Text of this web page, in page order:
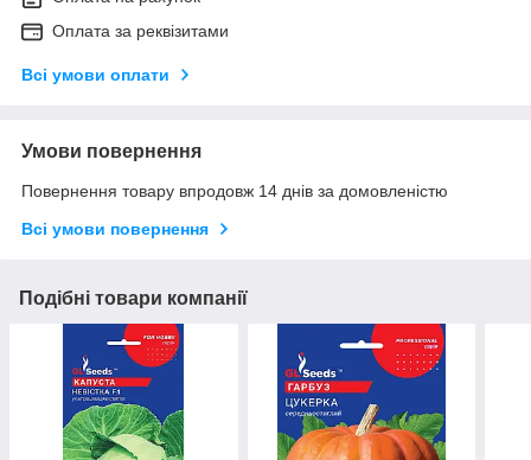
Оплата за реквізитами
Всі умови оплати
Умови повернення
Повернення товару впродовж 14 днів за домовленістю
Всі умови повернення
Подібні товари компанії